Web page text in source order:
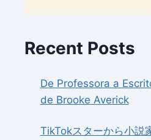
Recent Posts
De Professora a
de Brooke Averick
TikTokスターから小説